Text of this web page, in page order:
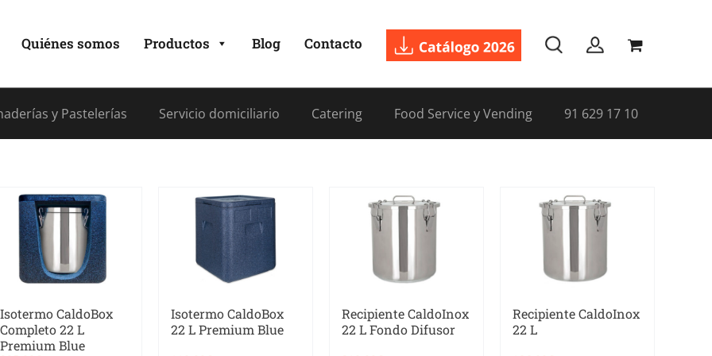
Quiénes somos Productos Blog Contacto
y Pastelerías Servicio domiciliario Catering Food Service y Vending 91 629 17 10
Isotermo CaldoBox
Completo 22 L
Premium Blue
Isotermo CaldoBox
22 L Premium Blue
Recipiente CaldoInox
22 L Fondo Difusor
Recipiente CaldoInox
22 L